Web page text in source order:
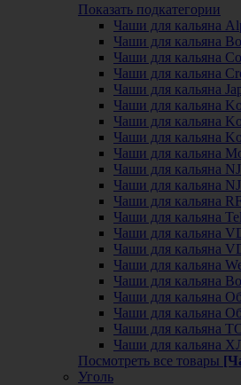
Показать подкатегории
Чаши для кальяна
Чаши для кальяна
Чаши для кальяна
Чаши для кальяна
Чаши для кальяна
Чаши для кальяна
Чаши для кальяна
Чаши для кальяна
Чаши для кальяна
Чаши для кальяна
Чаши для кальяна
Чаши для кальяна RF
Чаши для кальяна
Чаши для кальяна
Чаши для кальяна
Чаши для кальяна
Чаши для кальяна
Чаши для кальяна
Чаши для кальяна
Чаши для кальяна
Чаши для кальяна
Посмотреть все товары
Уголь